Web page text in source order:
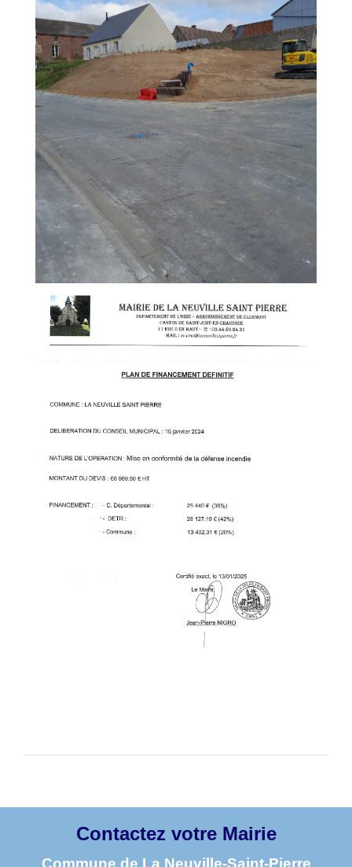
Contactez votre Mairie
Commune de La Neuville-Saint-Pierre